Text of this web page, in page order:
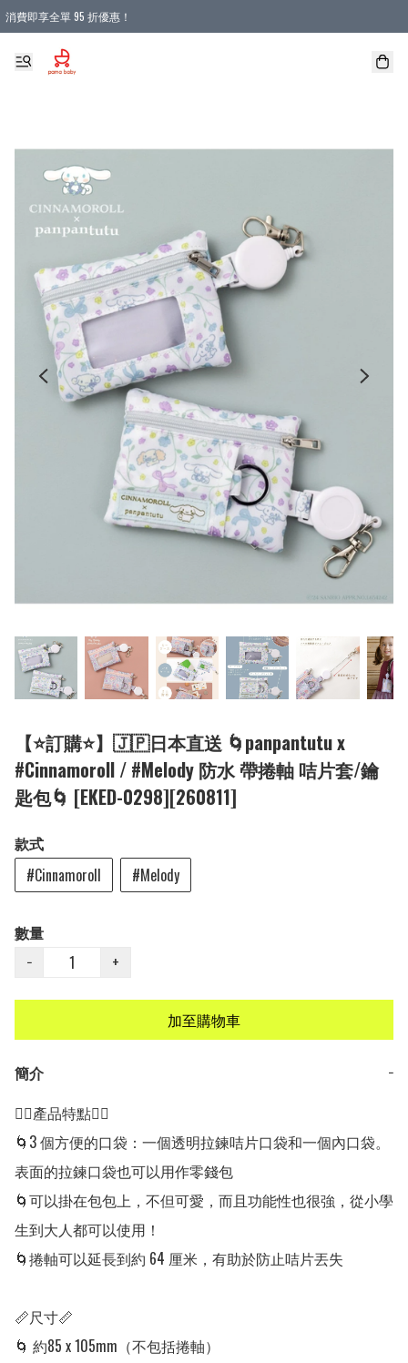
消費即享全單 95 折優惠！
購物滿 HKD 900.00即享免運費優惠！（適用於 本地送貨、本地取貨 )
【⭐訂購⭐】🇯🇵日本直送 🌀panpantutu x
#Cinnamoroll / #Melody 防水 帶捲軸 咭片套/鑰
匙包🌀 [EKED-0298][260811]
款式
#Cinnamoroll
#Melody
數量
−
+
加至購物車
簡介
−
👍🏻產品特點👍🏻
🌀3 個方便的口袋：一個透明拉鍊咭片口袋和一個內口袋。
表面的拉鍊口袋也可以用作零錢包
🌀可以掛在包包上，不但可愛，而且功能性也很強，從小學
生到大人都可以使用！
🌀捲軸可以延長到約 64 厘米，有助於防止咭片丟失
📏尺寸📏
🌀 約85 x 105mm（不包括捲軸）